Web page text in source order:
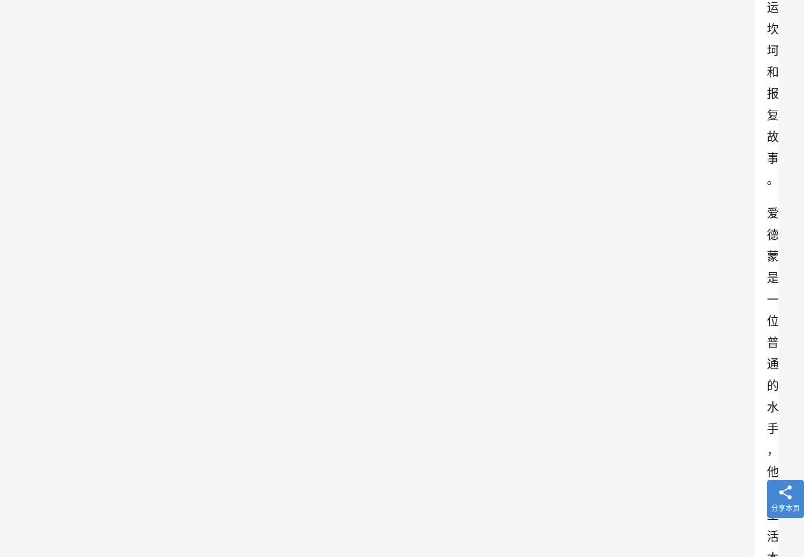
运
坎
坷
和
报
复
故
事
。
爱
德
蒙
是
一
位
普
通
的
水
手
，
他
生
活
分享本页